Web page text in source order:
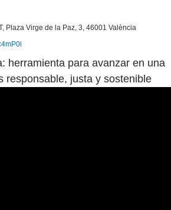
Plaza Virge de la Paz, 3, 46001 València
herramienta para avanzar en una
responsable, justa y sostenible